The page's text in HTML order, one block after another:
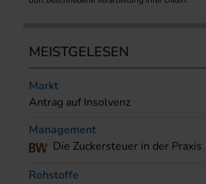
MEISTGELESEN
Markt
Antrag auf Insolvenz
Management
Die Zuckersteuer in der Praxis
Rohstoffe